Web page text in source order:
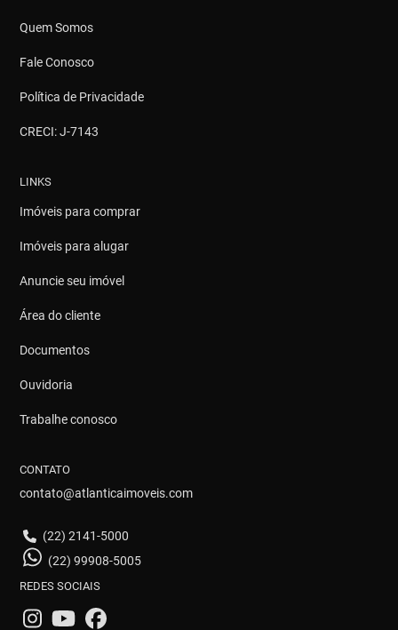
Quem Somos
Fale Conosco
Política de Privacidade
CRECI: J-7143
LINKS
Imóveis para comprar
Imóveis para alugar
Anuncie seu imóvel
Área do cliente
Documentos
Ouvidoria
Trabalhe conosco
CONTATO
contato@atlanticaimoveis.com
(22) 2141-5000
(22) 99908-5005
REDES SOCIAIS